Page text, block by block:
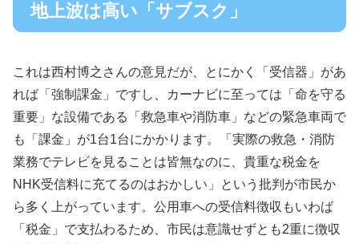
地上波は高い「サブスク」
これは西村博之さんの意見だが、とにかく「受信器」があ
れば「強制課金」ですし、カーナビに至っては「命を守る
重要」な設備である「救急車や消防車」などの緊急車両で
も「課金」が1台1台にかかります。「実際の救急・消防
業務でテレビを見ることは皆無なのに、貴重な税金を
NHK受信料に充てるのはおかしい」という批判が市民か
ら多く上がっています。公用車への受信料徴収もいわば
「税金」で支払わるため、市民は意識せずとも2重に徴収